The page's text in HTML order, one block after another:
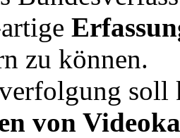
zu können.
von